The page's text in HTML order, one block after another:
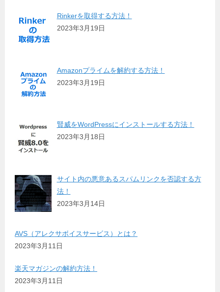
Rinkerを取得する方法！
2023年3月19日
Amazonプライムを解約する方法！
2023年3月19日
賢威をWordPressにインストールする方法！
2023年3月18日
サイト内の悪意あるスパムリンクを否認する方
法！
2023年3月14日
AVS（アレクサボイスサービス）とは？
2023年3月11日
楽天マガジンの解約方法！
2023年3月11日